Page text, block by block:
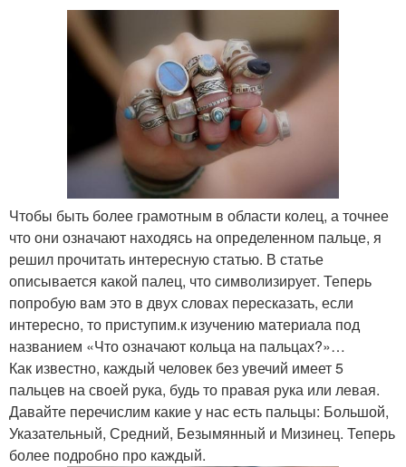
Чтобы быть более грамотным в области колец, а точнее
что они означают находясь на определенном пальце, я
решил прочитать интересную статью. В статье
описывается какой палец, что символизирует. Теперь
попробую вам это в двух словах пересказать, если
интересно, то приступим.к изучению материала под
названием «Что означают кольца на пальцах?»…
Как известно, каждый человек без увечий имеет 5
пальцев на своей рука, будь то правая рука или левая.
Давайте перечислим какие у нас есть пальцы: Большой,
Указательный, Средний, Безымянный и Мизинец. Теперь
более подробно про каждый.